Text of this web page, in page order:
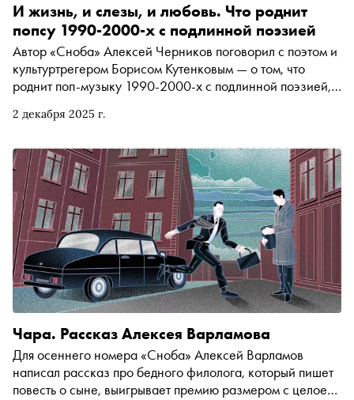
2 декабря 2025 г.
И жизнь, и слезы, и любовь. Что роднит
попсу 1990-2000-х с подлинной поэзией
Автор «Сноба» Алексей Черников поговорил с поэтом и
культуртрегером Борисом Кутенковым — о том, что
роднит поп-музыку 1990-2000-х с подлинной поэзией,
стихотворения, что интересного в песнях Жасмин,
границы между поэзией и не-поэзией
Чара. Рассказ Алексея Варламова
Для осеннего номера «Сноба» Алексей Варламов
написал рассказ про бедного филолога, который пишет
повесть о сыне, выигрывает премию размером с целое